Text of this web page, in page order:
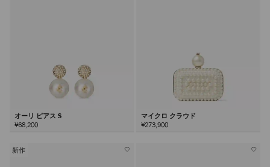
オーリ ピアス S
¥68,200
マイクロ クラウド
¥273,900
新作